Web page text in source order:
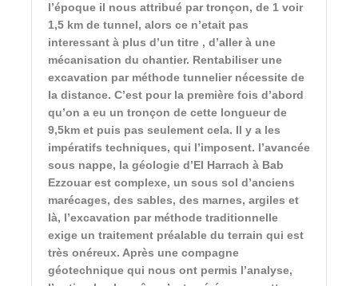
l’époque il nous attribué par tronçon, de 1 voir
1,5 km de tunnel, alors ce n’etait pas
interessant à plus d’un titre , d’aller à une
mécanisation du chantier. Rentabiliser une
excavation par méthode tunnelier nécessite de
la distance. C’est pour la première fois d’abord
qu’on a eu un tronçon de cette longueur de
9,5km et puis pas seulement cela. Il y a les
impératifs techniques, qui l’imposent. l’avancée
sous nappe, la géologie d’El Harrach à Bab
Ezzouar est complexe, un sous sol d’anciens
marécages, des sables, des marnes, argiles et
là, l’excavation par méthode traditionnelle
exige un traitement préalable du terrain qui est
très onéreux. Après une compagne
géotechnique qui nous ont permis l’analyse,